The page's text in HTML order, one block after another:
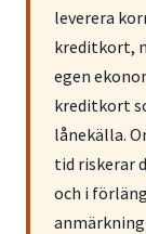
leverera
kreditkort,
egen
kreditkort
lånekälla.
tid riskerar
och i